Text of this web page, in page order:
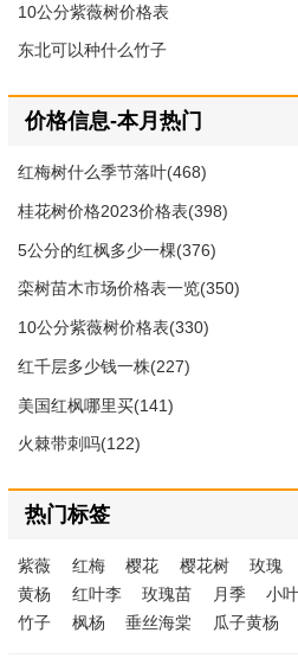
10公分紫薇树价格表
东北可以种什么竹子
价格信息-本月热门
红梅树什么季节落叶(468)
桂花树价格2023价格表(398)
5公分的红枫多少一棵(376)
栾树苗木市场价格表一览(350)
10公分紫薇树价格表(330)
红千层多少钱一株(227)
美国红枫哪里买(141)
火棘带刺吗(122)
热门标签
紫薇 红梅 樱花 樱花树 玫瑰
黄杨
红叶李 玫瑰苗 月季 小
竹子
枫杨 垂丝海棠 瓜子黄杨